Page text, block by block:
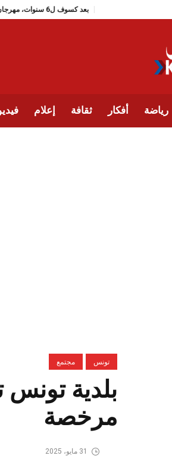
بعد كسوف ل6 سنوات، مهرجان طبرقة للجاز يعود (من 2 الى 9 جويلية 2026)
رياضة أفكار ثقافة إعلام
تونس مجتمع
بلدية تونس
مرخصة
31 مايو، 2025